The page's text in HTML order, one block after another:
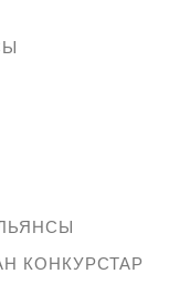
КОНКУРСТАР